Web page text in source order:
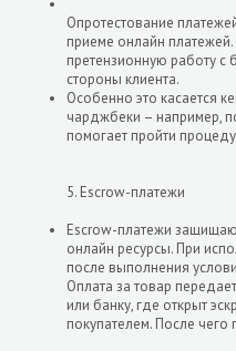
Опротестование
приеме онлайн
претензионную работу
стороны клиента.
Особенно это касается
чарджбеки – например,
помогает пройти
5. Escrow-платежи
Escrow-платежи
онлайн ресурсы. При
после выполнения
Оплата за товар
или банку, где открыт
покупателем. После чего